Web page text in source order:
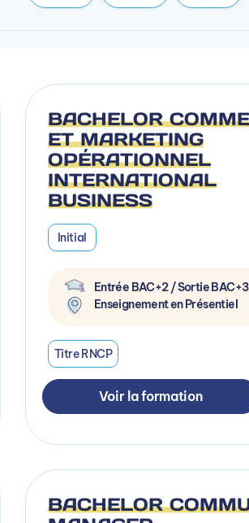
BACHELOR
ET MARKETING
OPÉRATIONNEL
INTERNATIONAL
BUSINESS
Initial
Entrée BAC+2 / Sortie BAC+3
Enseignement en Présentiel
Titre RNCP
Voir la formation
BACHELOR